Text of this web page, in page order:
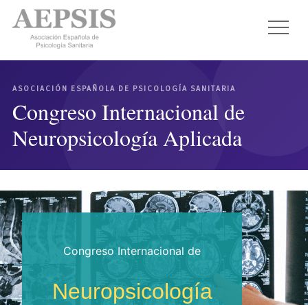
ASOCIACIÓN ESPAÑOLA DE PSICOLOGÍA SANITARIA
Congreso Internacional de
Neuropsicología Aplicada
Congreso Internacional de
Neuropsicología